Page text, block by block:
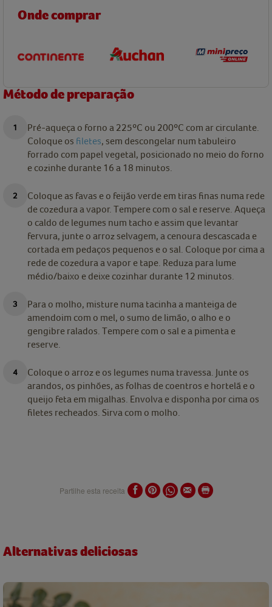
Onde comprar
Método de preparação
Pré-aqueça o forno a 225ºC ou 200ºC com ar circulante.
Coloque os filetes, sem descongelar num tabuleiro
forrado com papel vegetal, posicionado no meio do forno
e cozinhe durante 16 a 18 minutos.
Coloque as favas e o feijão verde em tiras finas numa rede
de cozedura a vapor. Tempere com o sal e reserve. Aqueça
o caldo de legumes num tacho e assim que levantar
fervura, junte o arroz selvagem, a cenoura descascada e
cortada em pedaços pequenos e o sal. Coloque por cima a
rede de cozedura a vapor e tape. Reduza para lume
médio/baixo e deixe cozinhar durante 12 minutos.
Para o molho, misture numa tacinha a manteiga de
amendoim com o mel, o sumo de limão, o alho e o
gengibre ralados. Tempere com o sal e a pimenta e
reserve.
Coloque o arroz e os legumes numa travessa. Junte os
arandos, os pinhões, as folhas de coentros e hortelã e o
queijo feta em migalhas. Envolva e disponha por cima os
filetes recheados. Sirva com o molho.
Partilhe esta receita
Alternativas deliciosas